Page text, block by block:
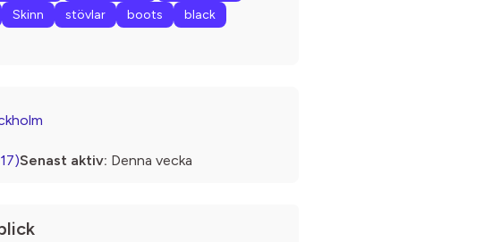
Skinn stövlar boots
black
Senast aktiv: Denna vecka